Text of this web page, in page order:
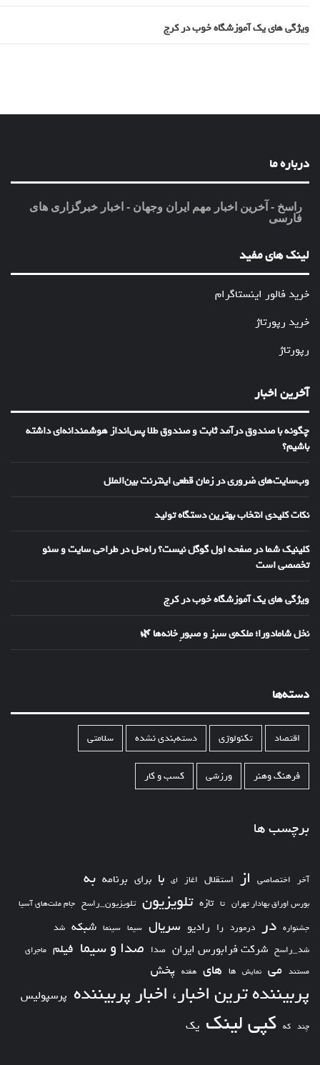
ویژگی های یک آموزشگاه خوب در کرج
درباره ما
راسخ - آخرین اخبار مهم ایران وجهان - اخبار خبرگزاری های
فارسی
لینک های مفید
خرید فالور اینستاگرام
خرید رپورتاژ
رپورتاژ
آخرین اخبار
چگونه با صندوق درآمد ثابت و صندوق طلا پس‌انداز هوشمندانه‌ای داشته
باشیم؟
وب‌سایت‌های ضروری در زمان قطعی اینترنت بین‌الملل
نکات کلیدی انتخاب بهترین دستگاه تولید
کلینیک شما در صفحه اول گوگل نیست؟ راه‌حل در طراحی سایت و سئو
تخصصی است
ویژگی های یک آموزشگاه خوب در کرج
نخل شامادورا؛ ملکه‌ی سبز و صبورِ خانه‌ها 🌿
دسته‌ها
اقتصاد تکنولوژی دسته‌بندی نشده سلامتی
فرهنگ وهنر ورزشی کسب و کار
برچسب ها
آخر اختصاصی از استقلال اغاز ای با برای برنامه به
بورس اوراق بهادار تهران تا تازه تلویزیون تلویزیون_راسخ جام ملت‌های آسیا
جشنواره در درمورد را رادیو سریال سیما سینما شبکه شد
شد_راسخ شرکت فرابورس ایران صدا صدا و سیما فیلم ماجرای
مستند می نمایش ها های هفته پخش
پربیننده ترین اخبار، اخبار پربیننده پرسپولیس
چند که کپی لینک یک